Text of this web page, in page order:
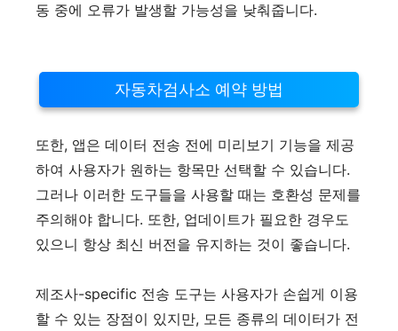
동 중에 오류가 발생할 가능성을 낮춰줍니다.
자동차검사소 예약 방법
또한, 앱은 데이터 전송 전에 미리보기 기능을 제공
하여 사용자가 원하는 항목만 선택할 수 있습니다.
그러나 이러한 도구들을 사용할 때는 호환성 문제를
주의해야 합니다. 또한, 업데이트가 필요한 경우도
있으니 항상 최신 버전을 유지하는 것이 좋습니다.
제조사-specific 전송 도구는 사용자가 손쉽게 이용
할 수 있는 장점이 있지만, 모든 종류의 데이터가 전